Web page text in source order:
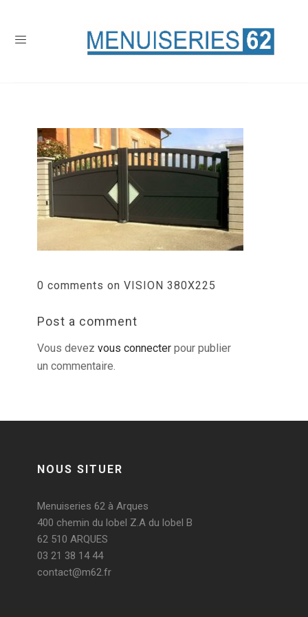
0 comments on VISION 380X225
Post a comment
Vous devez vous connecter pour publier
un commentaire.
NOUS SITUER
Menuiseries 62 à Arques
400 chemin du lobel Z.A du lobel B
62 510 ARQUES
03 21 38 14 44
contact@m62.fr